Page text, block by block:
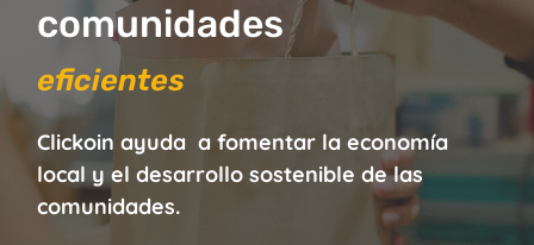
comunidades
comprometidas
solidarias
eficientes
sostenibles
Clickoin ayuda a fomentar la economía
local y el desarrollo sostenible de las
comunidades.